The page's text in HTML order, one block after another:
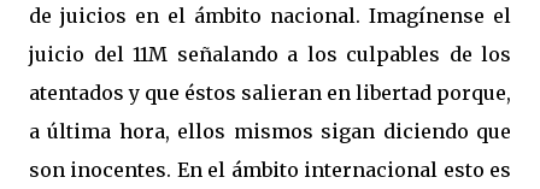
de juicios en el ámbito nacional. Imagínense el
juicio del 11M señalando a los culpables de los
atentados y que éstos salieran en libertad porque,
a última hora, ellos mismos sigan diciendo que
son inocentes. En el ámbito internacional esto es